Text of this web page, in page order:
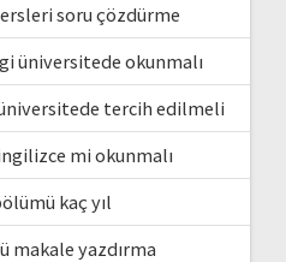
soru çözdürme
üniversitede okunmalı
tercih edilmeli
mi okunmalı
kaç yıl
makale yazdırma